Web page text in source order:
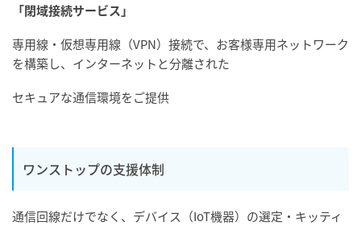
「閉域接続サービス」
専用線・仮想専用線（VPN）接続で、お客様専用ネットワーク
を構築し、インターネットと分離された
セキュアな通信環境をご提供
ワンストップの支援体制
通信回線だけでなく、デバイス（IoT機器）の選定・キッティ